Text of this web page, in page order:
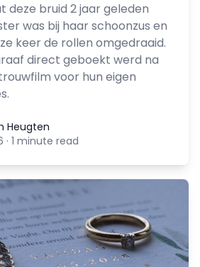
deze bruid 2 jaar geleden
was bij haar schoonzus en
keer de rollen omgedraaid.
direct geboekt werd na
voor hun eigen
Heugten
· 1 minute read